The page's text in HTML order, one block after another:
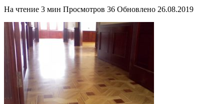
На чтение 3 мин Просмотров 36 Обновлено 26.08.2019